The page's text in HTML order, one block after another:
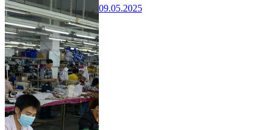
09.05.2025